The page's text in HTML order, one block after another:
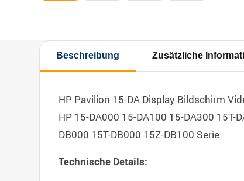
Beschreibung Zusätzliche
HP Pavilion 15-DA Display Bildschirm
HP 15-DA000 15-DA100 15-DA300 15T-
DB000 15T-DB000 15Z-DB100 Serie
Technische Details: